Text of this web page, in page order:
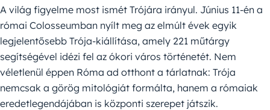
A világ figyelme most ismét Trójára irányul. Június 11-én a
római Colosseumban nyílt meg az elmúlt évek egyik
legjelentősebb Trója-kiállítása, amely 221 műtárgy
segítségével idézi fel az ókori város történetét. Nem
véletlenül éppen Róma ad otthont a tárlatnak: Trója
nemcsak a görög mitológiát formálta, hanem a rómaiak
eredetlegendájában is központi szerepet játszik.